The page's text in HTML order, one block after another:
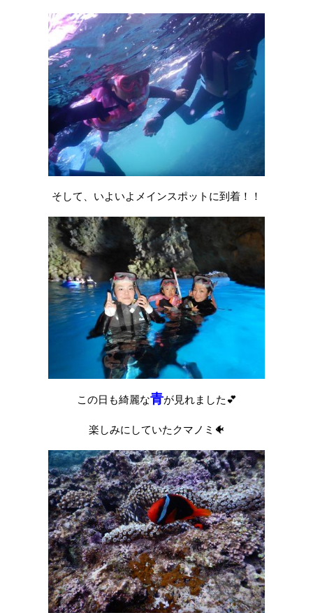
そして、いよいよメインスポットに到着！！
この日も綺麗な青が見れました💕
楽しみにしていたクマノミ🐠